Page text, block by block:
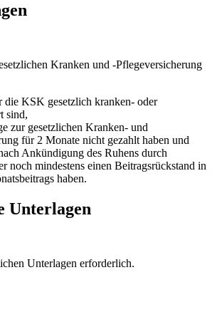
Kranken und -Pflegeversicherung
die KSK gesetzlich kranken- oder
sind,
zur gesetzlichen Kranken- und
für 2 Monate nicht gezahlt haben und
Ankündigung des Ruhens durch
noch mindestens einen Beitragsrückstand in
haben.
Unterlagen
Unterlagen erforderlich.